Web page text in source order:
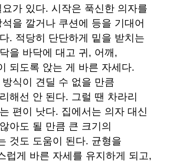
가 있다. 시작은 푹신한 의자를
을 깔거나 쿠션에 등을 기대어
. 적당히 단단하게 밑을 받치는
을 바닥에 대고 귀, 어깨,
되도록 앉는 게 바른 자세다.
식이 견딜 수 없을 만큼
해선 안 된다. 그럴 땐 차라리
편이 낫다. 집에서는 의자 대신
아도 될 만큼 큰 크기의
것도 도움이 된다. 균형을
럽게 바른 자세를 유지하게 되고,